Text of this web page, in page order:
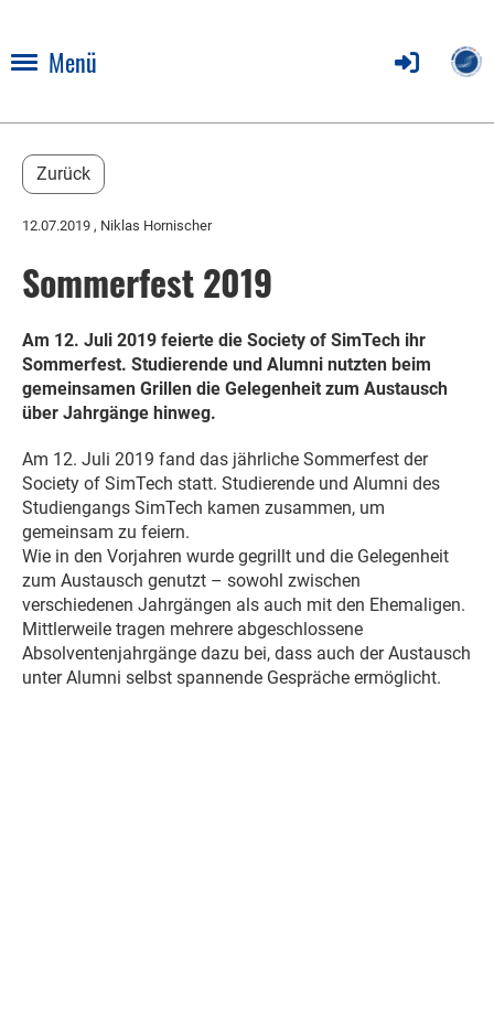
Menü
Zurück
12.07.2019 , Niklas Hornischer
Sommerfest 2019
Am 12. Juli 2019 feierte die Society of SimTech ihr
Sommerfest. Studierende und Alumni nutzten beim
gemeinsamen Grillen die Gelegenheit zum Austausch
über Jahrgänge hinweg.
Am 12. Juli 2019 fand das jährliche Sommerfest der
Society of SimTech statt. Studierende und Alumni des
Studiengangs SimTech kamen zusammen, um
gemeinsam zu feiern.
Wie in den Vorjahren wurde gegrillt und die Gelegenheit
zum Austausch genutzt – sowohl zwischen
verschiedenen Jahrgängen als auch mit den Ehemaligen.
Mittlerweile tragen mehrere abgeschlossene
Absolventenjahrgänge dazu bei, dass auch der Austausch
unter Alumni selbst spannende Gespräche ermöglicht.